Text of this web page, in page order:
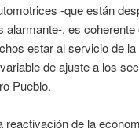
-que están
alarmante-, es
estar al servicio de
de ajuste a los
Pueblo.
reactivación de la